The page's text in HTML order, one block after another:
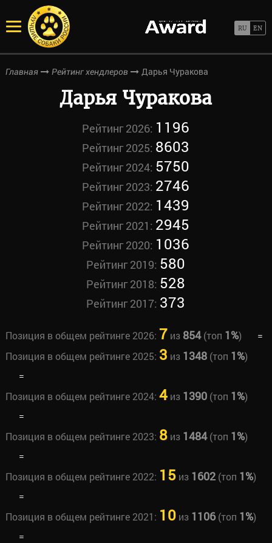
Главная Рейтинг хендлеров Дарья Чуракова
Дарья Чуракова
Рейтинг 2026: 1196
Рейтинг 2025: 8603
Рейтинг 2024: 5750
Рейтинг 2023: 2746
Рейтинг 2022: 1439
Рейтинг 2021: 2945
Рейтинг 2020: 1036
Рейтинг 2019: 580
Рейтинг 2018: 528
Рейтинг 2017: 373
Позиция в общем рейтинге 2026: 7 из 854(топ 1%)
=
Позиция в общем рейтинге 2025: 3 из 1348(топ 1%)
=
Позиция в общем рейтинге 2024: 4из 1390(топ 1%)
=
Позиция в общем рейтинге 2023: 8из 1484(топ 1%)
=
Позиция в общем рейтинге 2022: 15из 1602(топ 1%)
=
Позиция в общем рейтинге 2021: 10из 1106(топ 1%)
=